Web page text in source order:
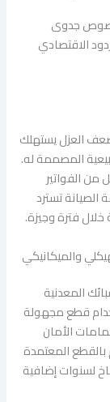
جدوى
الاقتصادي
العزل يستهلك
المصممة له.
من الفواتير
تسترد
فترة وجيزة.
المعدنية
قطع مجهولة
الأمان
بالقطع المعتمدة
لسنوات إضافية